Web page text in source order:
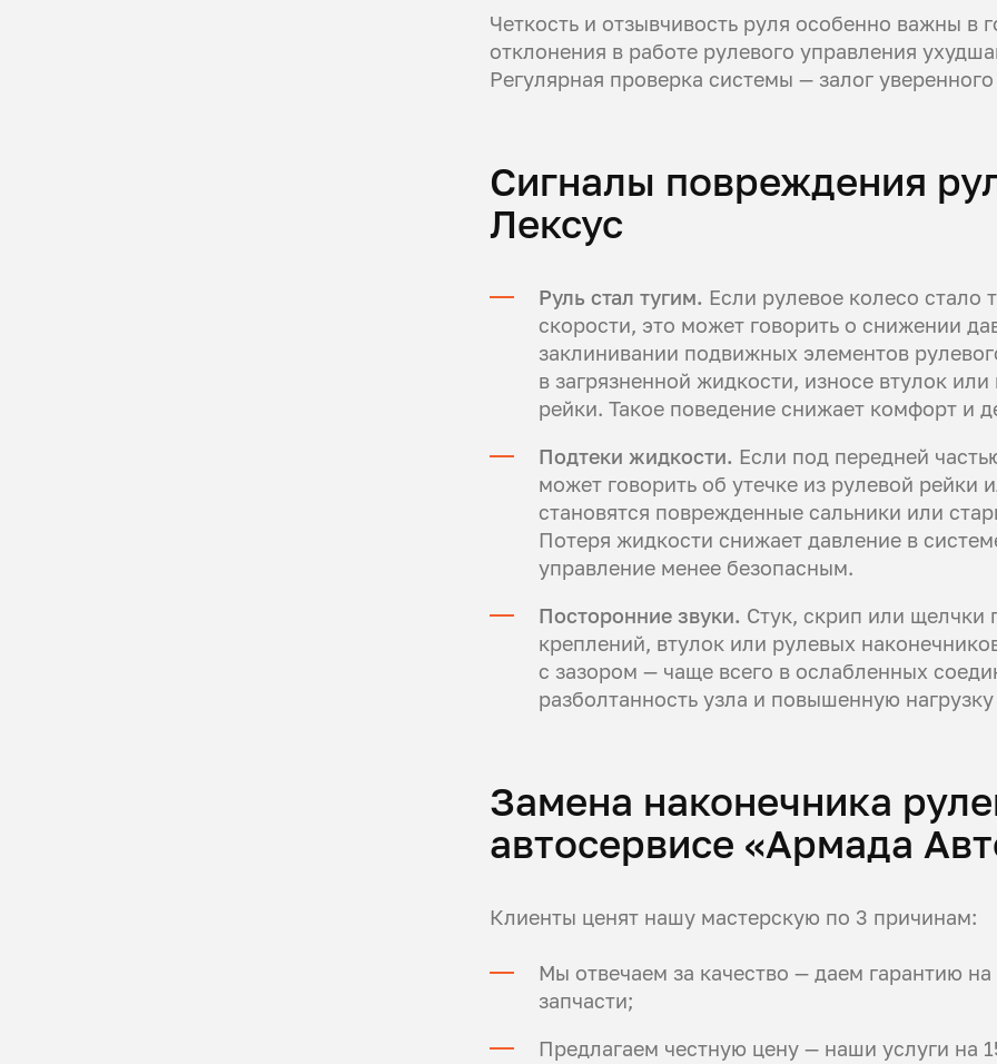
Четкость и отзывчивость руля особенно важны в
отклонения в работе рулевого управления
Регулярная проверка системы — залог
Сигналы повреждения
Лексус
Руль стал тугим. Если рулевое колесо стало
скорости, это может говорить о снижении
заклинивании подвижных элементов
в загрязненной жидкости, износе втулок
рейки. Такое поведение снижает комфорт и
Подтеки жидкости. Если под передней
может говорить об утечке из рулевой рейки
становятся поврежденные сальники или
Потеря жидкости снижает давление в
управление менее безопасным.
Посторонние звуки. Стук, скрип или щелчки
креплений, втулок или рулевых
с зазором — чаще всего в ослабленных
разболтанность узла и повышенную
Замена наконечника
автосервисе «Армада
Клиенты ценят нашу мастерскую по 3 причинам:
Мы отвечаем за качество — даем гарантию
запчасти;
Предлагаем честную цену — наши услуги на